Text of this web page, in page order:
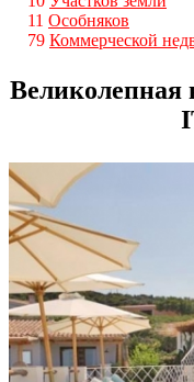
11 Особняков
79 Коммерческой
Великолепная